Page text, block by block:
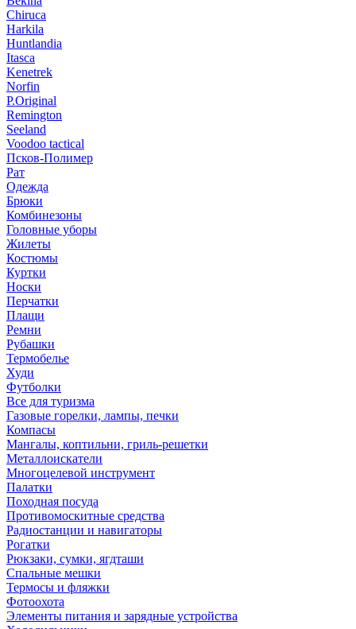
Chiruсa
Harkila
Huntlandia
Itasca
Kenetrek
Norfin
P.Original
Remington
Seeland
Voodoo tactical
Псков-Полимер
Рат
Одежда
Брюки
Комбинезоны
Головные уборы
Жилеты
Костюмы
Куртки
Носки
Перчатки
Плащи
Ремни
Рубашки
Термобелье
Худи
Футболки
Все для туризма
Газовые горелки, лампы, печки
Компасы
Мангалы, коптильни, гриль-решетки
Металлоискатели
Многоцелевой инструмент
Палатки
Походная посуда
Противомоскитные средства
Радиостанции и навигаторы
Рогатки
Рюкзаки, сумки, ягдташи
Спальные мешки
Термосы и фляжки
Фотоохота
Элементы питания и зарядные устройства